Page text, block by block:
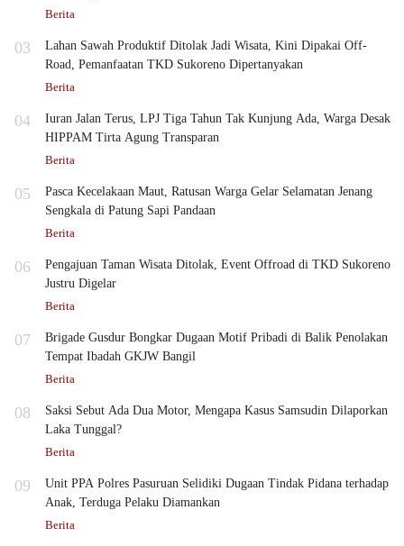
Berita
03
Lahan Sawah Produktif Ditolak Jadi Wisata, Kini Dipakai Off-
Road, Pemanfaatan TKD Sukoreno Dipertanyakan
Berita
04
Iuran Jalan Terus, LPJ Tiga Tahun Tak Kunjung Ada, Warga Desak
HIPPAM Tirta Agung Transparan
Berita
05
Pasca Kecelakaan Maut, Ratusan Warga Gelar Selamatan Jenang
Sengkala di Patung Sapi Pandaan
Berita
06
Pengajuan Taman Wisata Ditolak, Event Offroad di TKD Sukoreno
Justru Digelar
Berita
07
Brigade Gusdur Bongkar Dugaan Motif Pribadi di Balik Penolakan
Tempat Ibadah GKJW Bangil
Berita
08
Saksi Sebut Ada Dua Motor, Mengapa Kasus Samsudin Dilaporkan
Laka Tunggal?
Berita
09
Unit PPA Polres Pasuruan Selidiki Dugaan Tindak Pidana terhadap
Anak, Terduga Pelaku Diamankan
Berita